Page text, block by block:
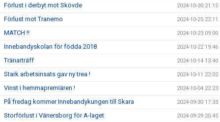
Förlust i derbyt mot Skövde 2024-10-30 21:15
Förlust mot Tranemo 2024-10-25 22:11
MATCH !! 2024-10-23 09:00
Innebandyskolan för födda 2018 2024-10-22 19:46
Tränarträff 2024-10-14 13:40
Stark arbetsinsats gav ny trea ! 2024-10-11 22:02
Vinst i hemmapremiären ! 2024-10-04 22:23
På fredag kommer Innebandykungen till Skara 2024-09-30 17:33
Storförlust i Vänersborg för A-laget 2024-09-29 20:45